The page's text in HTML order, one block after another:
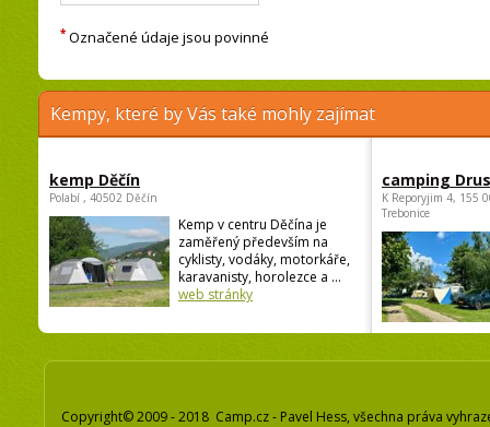
* Označené údaje jsou povinné
Kempy, které by Vás také mohly zajímat
kemp Děčín
Polabí , 40502 Děčín
Kemp v centru Děčína je
zaměřený především na
cyklisty, vodáky, motorkáře,
karavanisty, horolezce a ...
web stránky
camping
K Reporyjim 4, 155
Trebonice
Copyright© 2009 - 2018 Camp.cz - Pavel Hess, všechna práva